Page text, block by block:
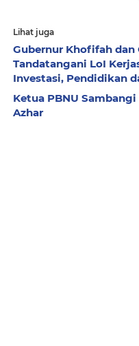
Lihat juga
Gubernur Khofifah dan
Tandatangani LoI
Investasi, Pendidikan
Ketua PBNU
Azhar